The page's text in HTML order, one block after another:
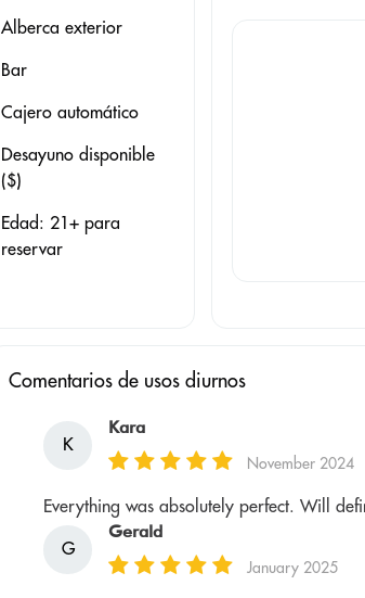
Alberca exterior
Bar
Cajero automático
Desayuno disponible
($)
Edad: 21+ para
reservar
Comentarios de usos diurnos
K
Kara
November 2024
Everything was absolutely perfect. Will
G
Gerald
January 2025